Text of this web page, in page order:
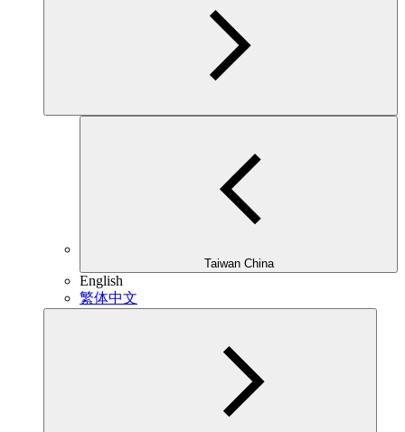
Taiwan China
English
繁体中文